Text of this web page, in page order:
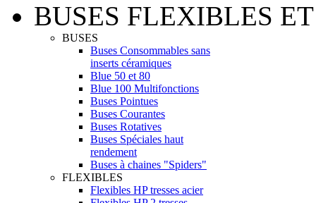
BUSES FLEXIBLES
BUSES
Buses Consommables sans
inserts céramiques
Blue 50 et 80
Blue 100 Multifonctions
Buses Pointues
Buses Courantes
Buses Rotatives
Buses Spéciales haut
rendement
Buses à chaines "Spiders"
FLEXIBLES
Flexibles HP tresses acier